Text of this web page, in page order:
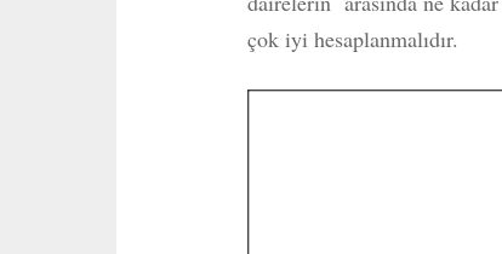
çok iyi hesaplanmalıdır.